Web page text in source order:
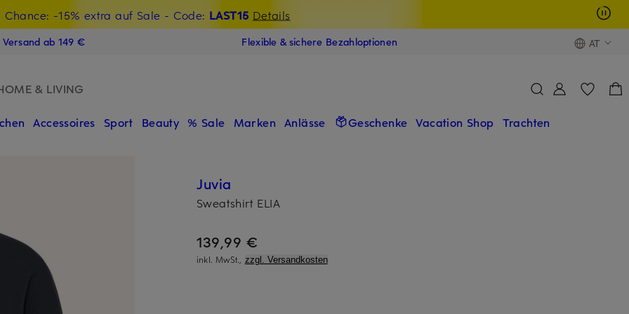
Chance: -15% extra auf Sale - Code: LAST15 Details
Willkommensgutschein mit Beyond sichern
ab 149 € Flexible & sichere Bezahloptionen AT
& LIVING
Accessoires Sport Beauty % Sale Marken Anlässe Geschenke Vacation Shop Trachten
Juvia
Sweatshirt ELIA
139,99 €
inkl. MwSt., zzgl. Versandkosten